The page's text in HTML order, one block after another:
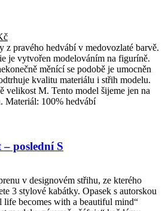
Current
price
is:
11
900 Kč.
z pravého hedvábí v medovozlaté barvě.
je vytvořen modelováním na figuríně.
měnící se podobě je umocněn
kvalitu materiálu i střih modelu.
velikost M. Tento model šijeme jen na
Materiál: 100% hedvábí
poslední S
v designovém střihu, ze kterého
3 stylové kabátky. Opasek s autorskou
becomes with a beautiful mind“